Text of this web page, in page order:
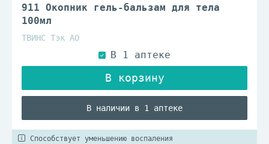
911 Окопник гель-бальзам для тела
100мл
ТВИНС Тэк АО
В наличии в 1 аптеке
Способствует уменьшению воспаления